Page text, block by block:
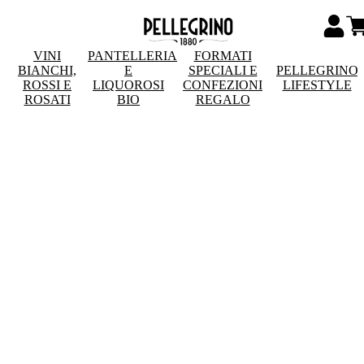
VINI
BIANCHI,
ROSSI E
ROSATI
PANTELLERIA
E
LIQUOROSI
BIO
FORMATI
SPECIALI E
CONFEZIONI
REGALO
PELLEGRINO
LIFESTYLE